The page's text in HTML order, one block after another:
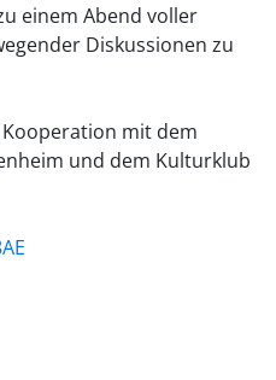
einem Abend voller
Diskussionen zu
mit dem
und dem Kulturklub